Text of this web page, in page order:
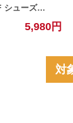
シューズ
メンズ 【中古】
5,980円
対